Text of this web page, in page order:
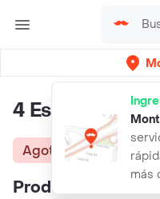
más
4 Estacoes
Agotado
Productos